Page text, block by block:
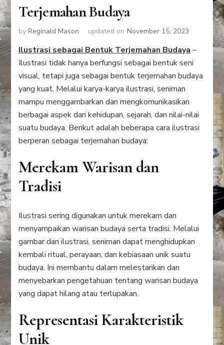
Terjemahan Budaya
byReginald Mason updated on November 15, 2023
Ilustrasi sebagai Bentuk Terjemahan Budaya –
Ilustrasi tidak hanya berfungsi sebagai bentuk seni
visual, tetapi juga sebagai bentuk terjemahan budaya
yang kuat. Melalui karya-karya ilustrasi, seniman
mampu menggambarkan dan mengkomunikasikan
berbagai aspek dari kehidupan, sejarah, dan nilai-nilai
suatu budaya. Berikut adalah beberapa cara ilustrasi
berperan sebagai terjemahan budaya:
Merekam Warisan dan
Tradisi
Ilustrasi sering digunakan untuk merekam dan
menyampaikan warisan budaya serta tradisi. Melalui
gambar dan ilustrasi, seniman dapat menghidupkan
kembali ritual, perayaan, dan kebiasaan unik suatu
budaya. Ini membantu dalam melestarikan dan
menyebarkan pengetahuan tentang warisan budaya
yang dapat hilang atau terlupakan.
Representasi Karakteristik
Unik